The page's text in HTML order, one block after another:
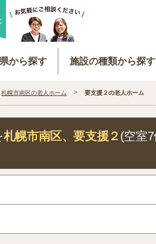
から探す 施設の種類から探す
札幌市南区の老人ホーム 要支援２の老人ホーム
札幌市南区、要支援２ (空室